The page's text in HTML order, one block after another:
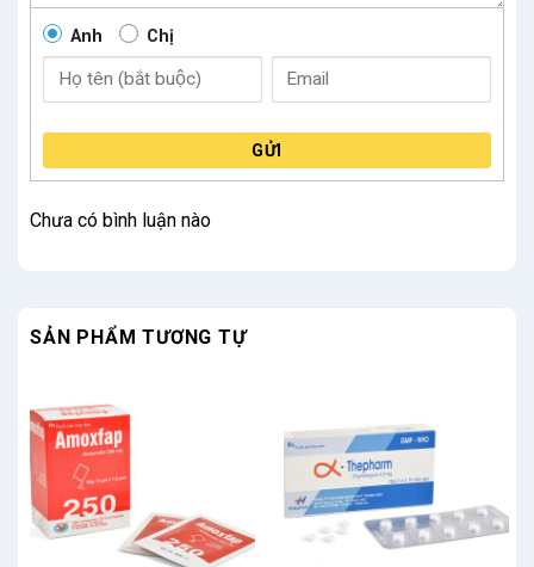
Anh Chị
GỬI
Chưa có bình luận nào
SẢN PHẨM TƯƠNG TỰ